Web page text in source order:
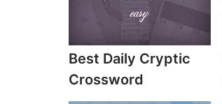
Best Daily Cryptic
Crossword